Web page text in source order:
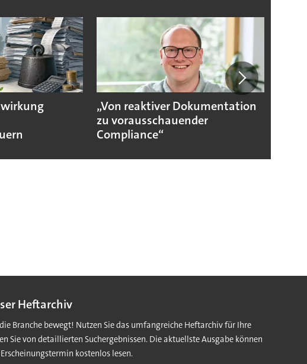
„Von reaktiver Dokumentation
zu vorausschauender
Compliance“
Heftarchiv
Branche bewegt! Nutzen Sie das umfangreiche Heftarchiv für Ihre
Sie von detaillierten Suchergebnissen. Die aktuellste Ausgabe können
kostenlos lesen.